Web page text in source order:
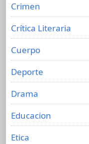
Crimen
Crítica Literaria
Cuerpo
Deporte
Drama
Educacion
Etica